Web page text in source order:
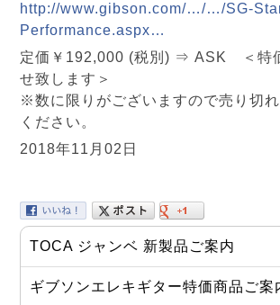
http://www.gibson.com/…/…/SG-
Performance.aspx…
定価￥192,000 (税別) ⇒ ASK ＜特
せ致します＞
※数に限りがございますので売り切
ください。
2018年11月02日
TOCA ジャンベ 新製品ご案内
ギブソンエレキギター特価商品ご案